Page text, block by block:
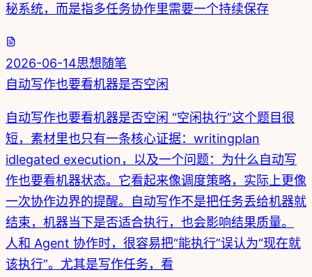
秘系统，而是指多任务协作里需要一个持续保存
2026-06-14思想随笔
自动写作也要看机器是否空闲
自动写作也要看机器是否空闲 “空闲执行”这个题目很
短，素材里也只有一条核心证据：writingplan
idlegated execution，以及一个问题：为什么自动写
作也要看机器状态。它看起来像调度策略，实际上更像
一次协作边界的提醒。自动写作不是把任务丢给机器就
结束，机器当下是否适合执行，也会影响结果质量。
人和 Agent 协作时，很容易把“能执行”误认为“现在就
该执行”。尤其是写作任务，看